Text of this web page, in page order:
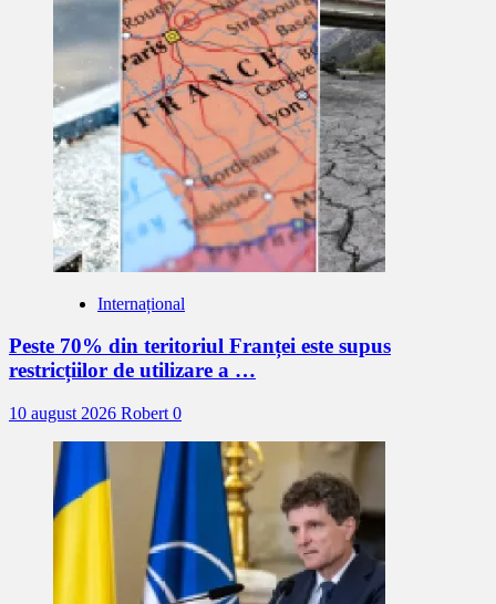
Internațional
Peste 70% din teritoriul Franței este supus
restricțiilor de utilizare a …
10 august 2026 Robert 0